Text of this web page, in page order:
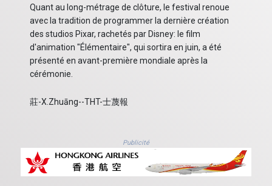
Quant au long-métrage de clôture, le festival renoue
avec la tradition de programmer la dernière création
des studios Pixar, rachetés par Disney: le film
d'animation "Élémentaire", qui sortira en juin, a été
présenté en avant-première mondiale après la
cérémonie.
莊-X.Zhuāng--THT-士蔑報
Publicité